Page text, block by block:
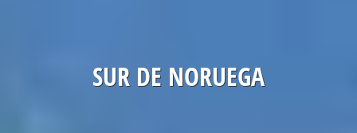
SUR DE NORUEGA